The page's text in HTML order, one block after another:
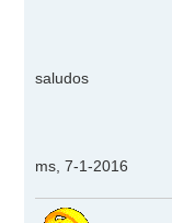
saludos
ms, 7-1-2016